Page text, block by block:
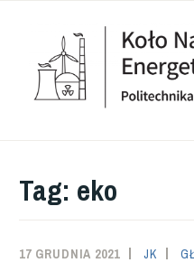
Tag: eko
17 GRUDNIA 2021 JK